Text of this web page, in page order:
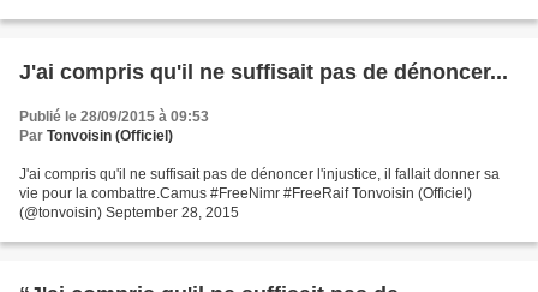
J'ai compris qu'il ne suffisait pas de dénoncer...
Publié le 28/09/2015 à 09:53
Par Tonvoisin (Officiel)
J'ai compris qu'il ne suffisait pas de dénoncer l'injustice, il fallait donner sa
vie pour la combattre.Camus #FreeNimr #FreeRaif Tonvoisin (Officiel)
(@tonvoisin) September 28, 2015